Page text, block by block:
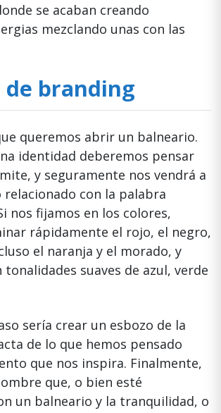
se acaban creando
mezclando unas con las
de branding
queremos abrir un balneario.
identidad deberemos pensar
y seguramente nos vendrá a
relacionado con la palabra
nos fijamos en los colores,
rápidamente el rojo, el negro,
el naranja y el morado, y
tonalidades suaves de azul, verde
sería crear un esbozo de la
de lo que hemos pensado
que nos inspira. Finalmente,
que, o bien esté
un balneario y la tranquilidad, o